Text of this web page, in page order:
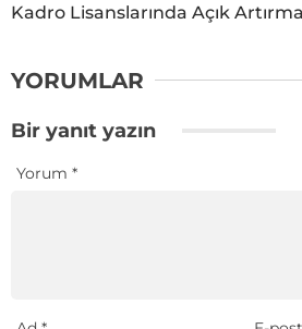
Kadro Lisanslarında Açık
YORUMLAR
Bir yanıt yazın
Yorum *